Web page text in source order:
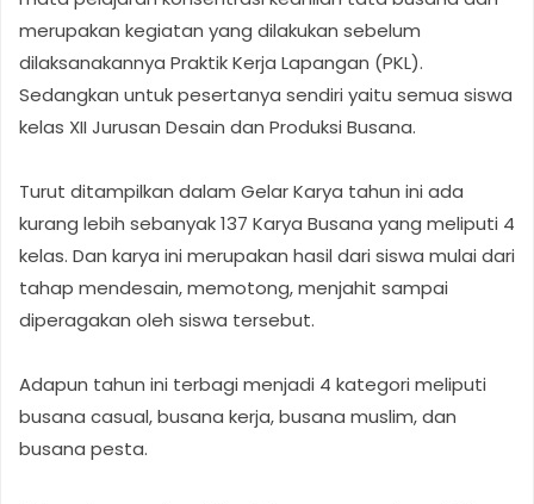
merupakan kegiatan yang dilakukan sebelum
dilaksanakannya Praktik Kerja Lapangan (PKL).
Sedangkan untuk pesertanya sendiri yaitu semua siswa
kelas XII Jurusan Desain dan Produksi Busana.
Turut ditampilkan dalam Gelar Karya tahun ini ada
kurang lebih sebanyak 137 Karya Busana yang meliputi 4
kelas. Dan karya ini merupakan hasil dari siswa mulai dari
tahap mendesain, memotong, menjahit sampai
diperagakan oleh siswa tersebut.
Adapun tahun ini terbagi menjadi 4 kategori meliputi
busana casual, busana kerja, busana muslim, dan
busana pesta.